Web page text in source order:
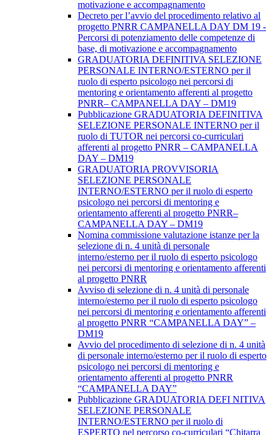
motivazione e accompagnamento
Decreto per l’avvio del procedimento relativo al
progetto PNRR CAMPANELLA DAY DM 19 -
Percorsi di potenziamento delle competenze di
base, di motivazione e accompagnamento
GRADUATORIA DEFINITIVA SELEZIONE
PERSONALE INTERNO/ESTERNO per il
ruolo di esperto psicologo nei percorsi di
mentoring e orientamento afferenti al progetto
PNRR– CAMPANELLA DAY – DM19
Pubblicazione GRADUATORIA DEFINITIVA
SELEZIONE PERSONALE INTERNO per il
ruolo di TUTOR nei percorsi co-curriculari
afferenti al progetto PNRR – CAMPANELLA
DAY – DM19
GRADUATORIA PROVVISORIA
SELEZIONE PERSONALE
INTERNO/ESTERNO per il ruolo di esperto
psicologo nei percorsi di mentoring e
orientamento afferenti al progetto PNRR–
CAMPANELLA DAY – DM19
Nomina commissione valutazione istanze per la
selezione di n. 4 unità di personale
interno/esterno per il ruolo di esperto psicologo
nei percorsi di mentoring e orientamento afferenti
al progetto PNRR
Avviso di selezione di n. 4 unità di personale
interno/esterno per il ruolo di esperto psicologo
nei percorsi di mentoring e orientamento afferenti
al progetto PNRR “CAMPANELLA DAY” –
DM19
Avvio del procedimento di selezione di n. 4 unità
di personale interno/esterno per il ruolo di esperto
psicologo nei percorsi di mentoring e
orientamento afferenti al progetto PNRR
“CAMPANELLA DAY”
Pubblicazione GRADUATORIA DEFI NITIVA
SELEZIONE PERSONALE
INTERNO/ESTERNO per il ruolo di
ESPERTO nel percorso co-curriculari “Chitarra